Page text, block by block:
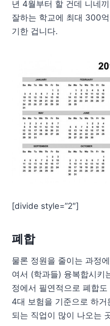
년 4월부터 할 건데 니네
잘하는 학교에 최대 300
기한 겁니다.
[divide style=”2″]
폐합
물론 정원을 줄이는 과정
여서 (학과들) 융복합시키
정에서 필연적으로 폐합
4대 보험을 기준으로 하
되는 직업이 많이 나오는